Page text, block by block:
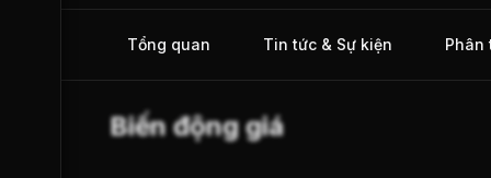
Tổng quan Tin tức & Sự kiện Phân
Biến động giá